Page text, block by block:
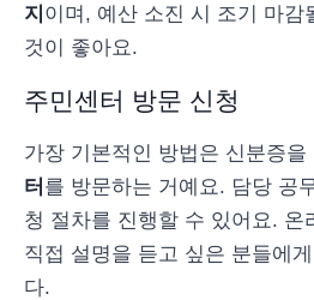
지 이며, 예산 소진 시 조기 마감
것이 좋아요.
주민센터 방문 신청
가장 기본적인 방법은 신분증을
터 를 방문하는 거예요. 담당 공
청 절차를 진행할 수 있어요. 온
직접 설명을 듣고 싶은 분들에
다.